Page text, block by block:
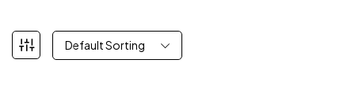
Default Sorting